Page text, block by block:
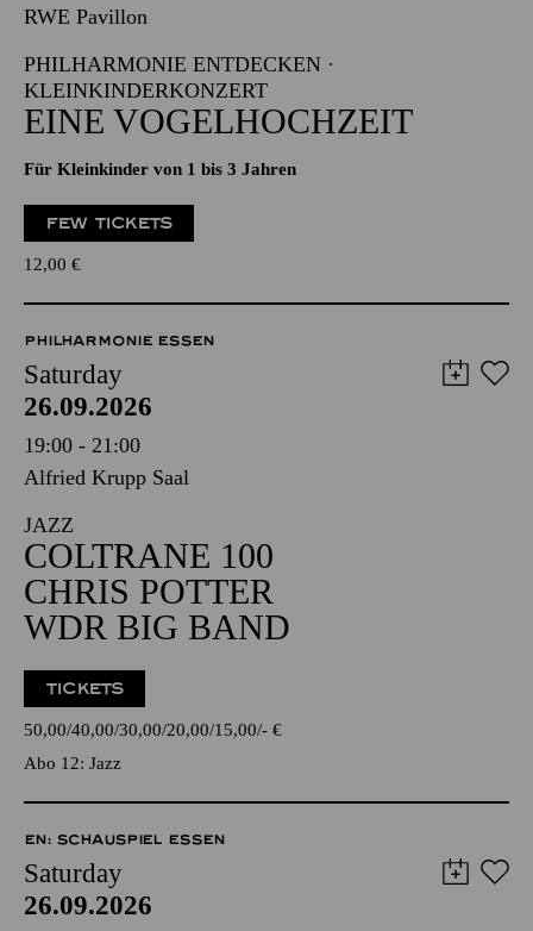
RWE Pavillon
PHILHARMONIE ENTDECKEN ·
KLEINKINDERKONZERT
EINE VOGELHOCHZEIT
Für Kleinkinder von 1 bis 3 Jahren
FEW TICKETS
12,00 €
PHILHARMONIE ESSEN
Saturday
26.09.2026
19:00 - 21:00
Alfried Krupp Saal
JAZZ
COLTRANE 100
CHRIS POTTER
WDR BIG BAND
TICKETS
50,00 40,00 30,00 20,00 15,00 - €
Abo 12: Jazz
EN: SCHAUSPIEL ESSEN
Saturday
26.09.2026